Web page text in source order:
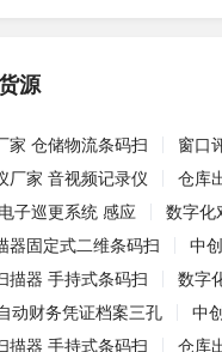
源
家 仓储物流条码扫 窗口
厂家 音视频记录仪
仓库
子巡更系统 感应
数字化
器固定式二维条码扫
中
描器 手持式条码扫
数字
动财务凭证档案三孔
中
描器 手持式条码扫
仓库